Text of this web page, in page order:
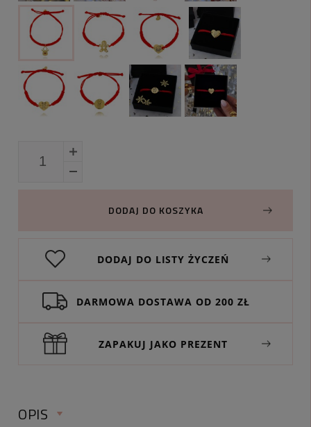
DODAJ DO KOSZYKA
DODAJ DO LISTY ŻYCZEŃ
DARMOWA DOSTAWA OD 200 ZŁ
ZAPAKUJ JAKO PREZENT
OPIS